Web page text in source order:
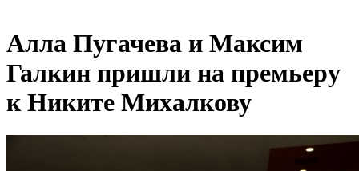
Алла Пугачева и Максим
Галкин пришли на премьеру
к Никите Михалкову